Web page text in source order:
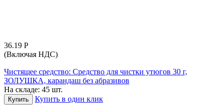
36.19 Р
(Включая НДС)
Чистящее средство: Средство для чистки утюгов 30 г,
ЗОЛУШКА, карандаш без абразивов
На складе: 45 шт.
Купить Купить в один клик